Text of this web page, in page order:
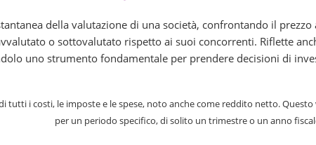
della valutazione di una società, confrontando il
o sottovalutato rispetto ai suoi concorrenti. Riflette
uno strumento fondamentale per prendere decisioni di
tutti i costi, le imposte e le spese, noto anche come reddito netto.
per un periodo specifico, di solito un trimestre o un anno